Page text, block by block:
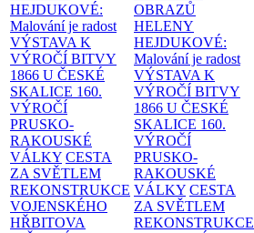
HEJDUKOVÉ:
Malování je radost
VÝSTAVA K
VÝROČÍ BITVY
1866 U ČESKÉ
SKALICE 160.
VÝROČÍ
PRUSKO-
RAKOUSKÉ
VÁLKY CESTA
ZA SVĚTLEM
REKONSTRUKCE
VOJENSKÉHO
HŘBITOVA
OBRAZŮ
HELENY
HEJDUKOVÉ:
Malování je radost
VÝSTAVA K
VÝROČÍ BITVY
1866 U ČESKÉ
SKALICE 160.
VÝROČÍ
PRUSKO-
RAKOUSKÉ
VÁLKY CESTA
ZA SVĚTLEM
REKONSTRUKCE